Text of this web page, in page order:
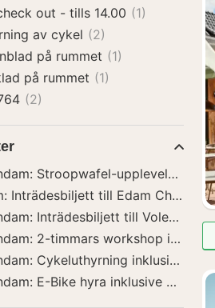
out - tills 14.00 (1)
av cykel (2)
på rummet (1)
på rummet (1)
(2)
Stroopwafel-upplevelse
Volendam: E-Bike